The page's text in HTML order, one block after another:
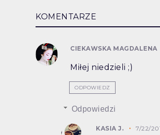
KOMENTARZE
CIEKAWSKA MAGDALENA
Miłej niedzieli ;)
ODPOWIEDZ
Odpowiedzi
KASIA J. 7/22/